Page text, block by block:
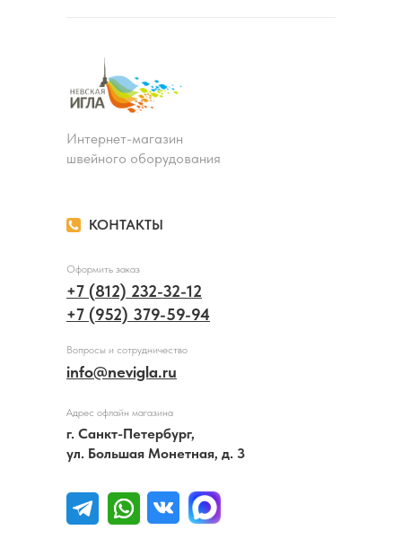
КОНТАКТЫ
Интернет-магазин
швейного оборудования
+7 (812) 232-32-12
+7 (952) 379-59-94
info@nevigla.ru
Оформить заказ
Вопросы и сотрудничество
Адрес офлайн магазина
г. Санкт-Петербург,
ул. Большая Монетная, д. 3